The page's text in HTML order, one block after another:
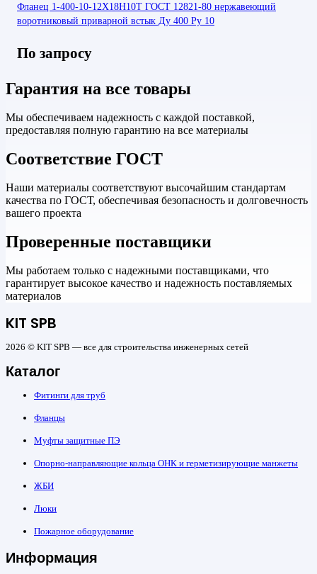
Фланец 1-400-10-12Х18Н10Т ГОСТ 12821-80 нержавеющий
воротниковый приварной встык Ду 400 Ру 10
По запросу
Гарантия на все товары
Мы обеспечиваем надежность с каждой поставкой,
предоставляя полную гарантию на все материалы
Соответствие ГОСТ
Наши материалы соответствуют высочайшим стандартам
качества по ГОСТ, обеспечивая безопасность и долговечность
вашего проекта
Проверенные поставщики
Мы работаем только с надежными поставщиками, что
гарантирует высокое качество и надежность поставляемых
материалов
KIT SPB
2026 © KIT SPB — все для строительства инженерных сетей
Каталог
Фитинги для труб
Фланцы
Муфты защитные ПЭ
Опорно-направляющие кольца ОНК и герметизирующие манжеты
ЖБИ
Люки
Пожарное оборудование
Информация